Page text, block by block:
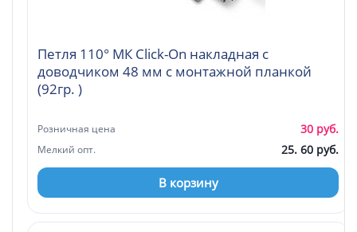
Петля 110° МК Click-On накладная с
доводчиком 48 мм с монтажной планкой
(92гр. )
Розничная цена 30 руб.
Мелкий опт. 25. 60 руб.
В корзину